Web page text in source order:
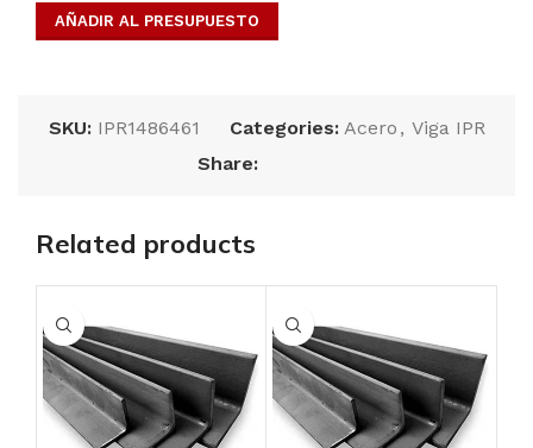
AÑADIR AL PRESUPUESTO
SKU: IPR1486461 Categories: Acero , Viga IPR
Share:
Related products